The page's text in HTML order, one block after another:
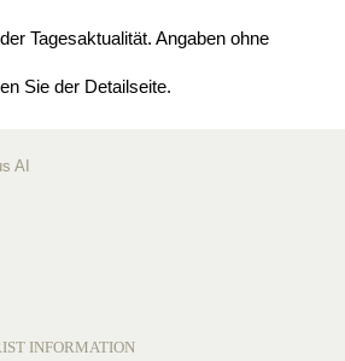
Tagesaktualität. Angaben ohne
Sie der Detailseite.
AI
INFORMATION